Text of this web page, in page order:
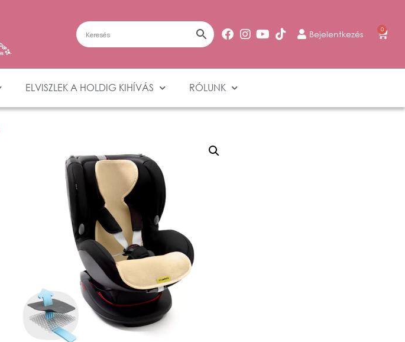
Bejelentkezés 0
ELVISZLEK A HOLDIG KIHÍVÁS RÓLUNK